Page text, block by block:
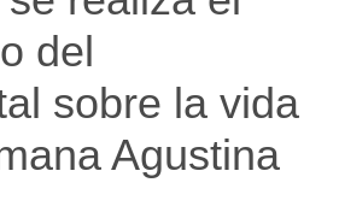
del
sobre la vida
Agustina